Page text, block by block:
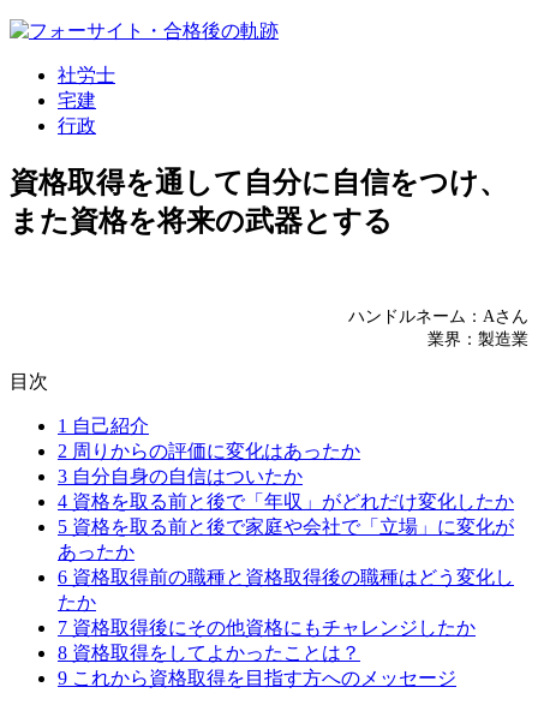
社労士
宅建
行政
資格取得を通して自分に自信をつけ、
また資格を将来の武器とする
ハンドルネーム：Aさん
業界：製造業
目次
1 自己紹介
2 周りからの評価に変化はあったか
3 自分自身の自信はついたか
4 資格を取る前と後で「年収」がどれだけ変化したか
5 資格を取る前と後で家庭や会社で「立場」に変化が
あったか
6 資格取得前の職種と資格取得後の職種はどう変化し
たか
7 資格取得後にその他資格にもチャレンジしたか
8 資格取得をしてよかったことは？
9 これから資格取得を目指す方へのメッセージ